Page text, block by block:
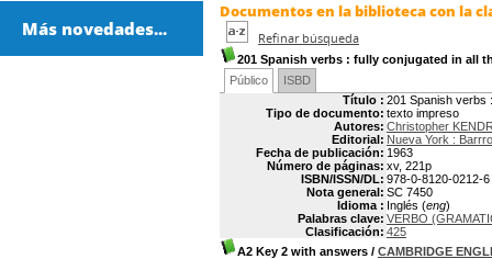
Documentos en la biblioteca con la
Refinar búsqueda
201 Spanish verbs : fully conjugated in all
Público
ISBD
Título : 201 Spanish verbs
Tipo de documento: texto impreso
Autores: Christopher
Editorial: Nueva York :
Fecha de publicación: 1963
Número de páginas: xv, 221p
ISBN/ISSN/DL: 978-0-8120-0212-6
Nota general: SC 7450
Idioma : Inglés (eng)
Palabras clave: VERBO
Clasificación: 425
A2 Key 2 with answers / CAMBRIDGE
Más novedades...